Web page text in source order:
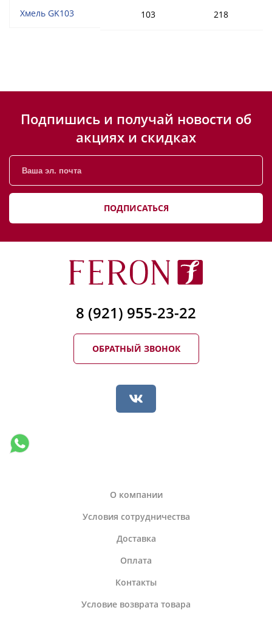
Хмель GK103 103 218
Подпишись и получай новости об
акциях и скидках
ПОДПИСАТЬСЯ
8 (921) 955-23-22
ОБРАТНЫЙ ЗВОНОК
О компании
Условия сотрудничества
Доставка
Оплата
Контакты
Условие возврата товара